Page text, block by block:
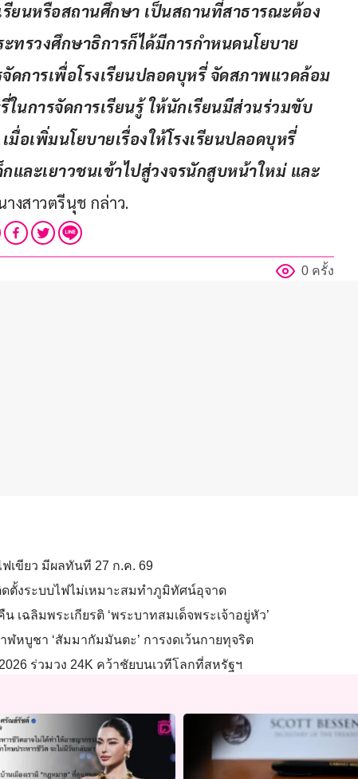
ยนหรือสถานศึกษา เป็นสถานที่สาธารณะต้อง
รวงศึกษาธิการก็ได้มีการกำหนดนโยบาย
ดการเพื่อโรงเรียนปลอดบุหรี่ จัดสภาพแวดล้อม
นการจัดการเรียนรู้ ให้นักเรียนมีส่วนร่วมขับ
อเพิ่มนโยบายเรื่องให้โรงเรียนปลอดบุหรี่
และเยาวชนเข้าไปสู่วงจรนักสูบหน้าใหม่ และ
างสาวตรีนุช กล่าว.
0 ครั้ง
เขียว มีผลทันที 27 ก.ค. 69
ดตั้งระบบไฟไม่เหมาะสมทำภูมิทัศน์อุจาด
เฉลิมพระเกียรติ ‘พระบาทสมเด็จพระเจ้าอยู่หัว’
ฬหบูชา ‘สัมมากัมมันตะ’ การงดเว้นกายทุจริต
ร่วมวง 24K คว้าชัยบนเวทีโลกที่สหรัฐฯ